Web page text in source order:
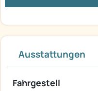
Ausstattungen
Fahrgestell